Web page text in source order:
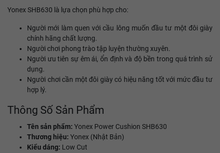
Yonex SHB630 là lựa chọn phù hợp cho:
Người mới làm quen với cầu lông muốn đầu tư một đôi giày
chính hãng chất lượng.
Người chơi phong trào tập luyện thường xuyên.
Người ưu tiên sự êm ái, ổn định và độ bền trong quá trình sử
dụng.
Người chơi cần một đôi giày có hiệu năng tốt với mức đầu tư
hợp lý.
Thông Số Sản Phẩm
Tên sản phẩm: Yonex Power Cushion SHB630
Thương hiệu: Yonex (Nhật Bản)
Kiểu dáng: Low Cut